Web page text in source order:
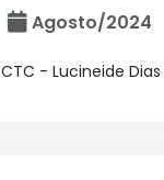
Agosto/2024
CTC - Lucineide Dias